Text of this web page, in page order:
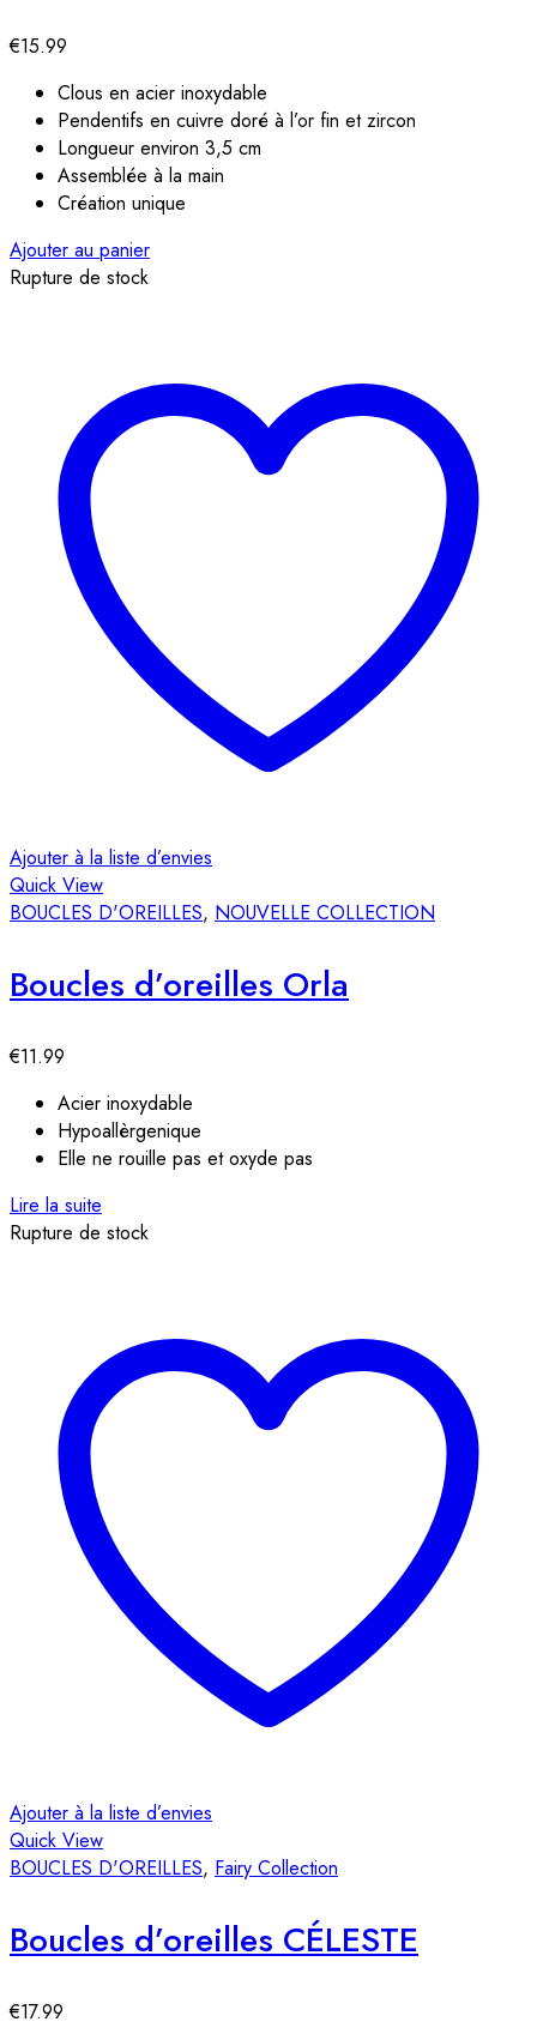
€15.99
Clous en acier inoxydable
Pendentifs en cuivre doré à l’or fin et zircon
Longueur environ 3,5 cm
Assemblée à la main
Création unique
Ajouter au panier
Rupture de stock
Ajouter à la liste d’envies
Quick View
BOUCLES D'OREILLES, NOUVELLE COLLECTION
Boucles d’oreilles Orla
€11.99
Acier inoxydable
Hypoallèrgenique
Elle ne rouille pas et oxyde pas
Lire la suite
Rupture de stock
Ajouter à la liste d’envies
Quick View
BOUCLES D'OREILLES, Fairy Collection
Boucles d’oreilles CÉLESTE
€17.99